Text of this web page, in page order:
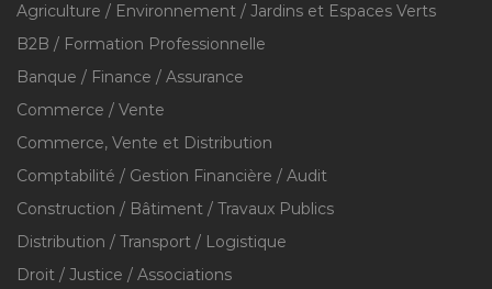
Agriculture / Environnement / Jardins et Espaces Verts
B2B / Formation Professionnelle
Banque / Finance / Assurance
Commerce / Vente
Commerce, Vente et Distribution
Comptabilité / Gestion Financière / Audit
Construction / Bâtiment / Travaux Publics
Distribution / Transport / Logistique
Droit / Justice / Associations